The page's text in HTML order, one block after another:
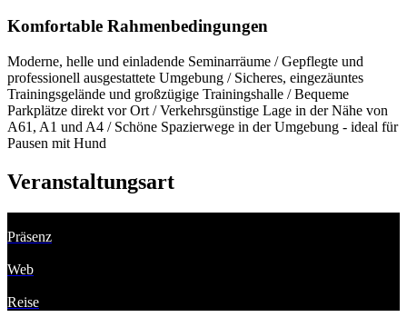
Komfortable Rahmenbedingungen
Moderne, helle und einladende Seminarräume / Gepflegte und
professionell ausgestattete Umgebung / Sicheres, eingezäuntes
Trainingsgelände und großzügige Trainingshalle / Bequeme
Parkplätze direkt vor Ort / Verkehrsgünstige Lage in der Nähe von
A61, A1 und A4 / Schöne Spazierwege in der Umgebung - ideal für
Pausen mit Hund
Veranstaltungsart
Präsenz
Web
Reise